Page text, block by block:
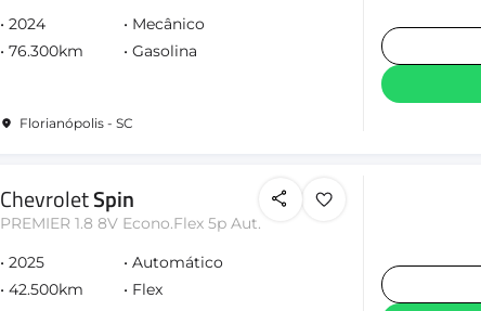
2024
Mecânico
76.300km
Gasolina
Florianópolis - SC
ChevroletSpin
PREMIER 1.8 8V Econo.Flex 5p Aut.
2025
Automático
42.500km
Flex